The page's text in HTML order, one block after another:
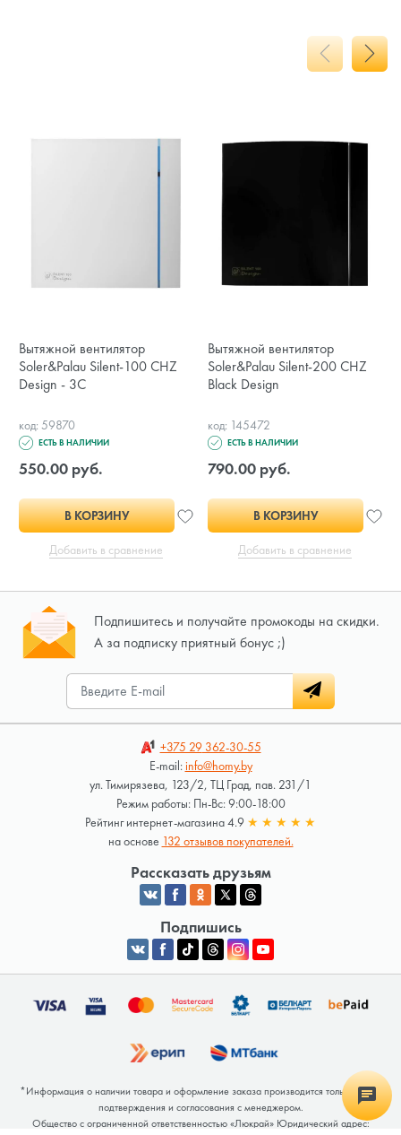
Вытяжной вентилятор
Soler&Palau Silent-100 CHZ
Design - 3C
код: 59870
ЕСТЬ В НАЛИЧИИ
550.00 руб.
В КОРЗИНУ
Добавить в сравнение
Вытяжной вентилятор
Soler&Palau Silent-200 CHZ
Black Design
код: 145472
ЕСТЬ В НАЛИЧИИ
790.00 руб.
В КОРЗИНУ
Добавить в сравнение
Подпишитесь и получайте промокоды на скидки.
А за подписку приятный бонус ;)
+375 29362-30-55
E-mail:info@homy.by
ул. Тимирязева, 123/2, ТЦ Град, пав. 231/1
Режим работы: Пн-Вс: 9:00-18:00
Рейтинг интернет-магазина 4.9 ★ ★ ★ ★ ★
на основе 132 отзывов покупателей.
Рассказать друзьям
Подпишись
*Информация о наличии товара и оформление заказа производится только после
подтверждения и согласования с менеджером.
Общество с ограниченной ответственностью «Люкрай» Юридический адрес: